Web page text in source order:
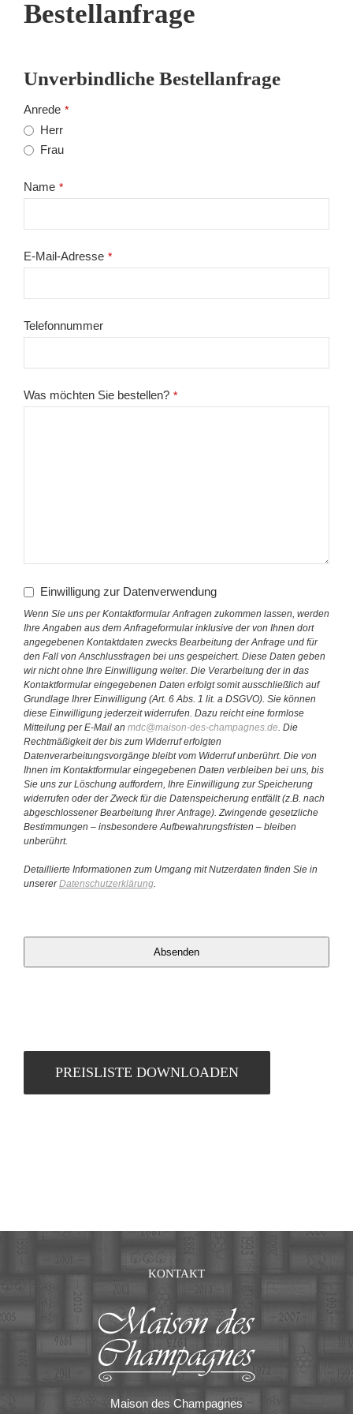
Bestellanfrage
Unverbindliche Bestellanfrage
Anrede *
Herr
Frau
Name *
E-Mail-Adresse *
Telefonnummer
Was möchten Sie bestellen? *
Einwilligung zur Datenverwendung
Wenn Sie uns per Kontaktformular Anfragen zukommen lassen, werden
Ihre Angaben aus dem Anfrageformular inklusive der von Ihnen dort
angegebenen Kontaktdaten zwecks Bearbeitung der Anfrage und für
den Fall von Anschlussfragen bei uns gespeichert. Diese Daten geben
wir nicht ohne Ihre Einwilligung weiter. Die Verarbeitung der in das
Kontaktformular eingegebenen Daten erfolgt somit ausschließlich auf
Grundlage Ihrer Einwilligung (Art. 6 Abs. 1 lit. a DSGVO). Sie können
diese Einwilligung jederzeit widerrufen. Dazu reicht eine formlose
Mitteilung per E-Mail an mdc@maison-des-champagnes.de. Die
Rechtmäßigkeit der bis zum Widerruf erfolgten
Datenverarbeitungsvorgänge bleibt vom Widerruf unberührt. Die von
Ihnen im Kontaktformular eingegebenen Daten verbleiben bei uns, bis
Sie uns zur Löschung auffordern, Ihre Einwilligung zur Speicherung
widerrufen oder der Zweck für die Datenspeicherung entfällt (z.B. nach
abgeschlossener Bearbeitung Ihrer Anfrage). Zwingende gesetzliche
Bestimmungen – insbesondere Aufbewahrungsfristen – bleiben
unberührt.
Detaillierte Informationen zum Umgang mit Nutzerdaten finden Sie in
unsererDatenschutzerklärung.
Absenden
should
PREISLISTE DOWNLOADEN
KONTAKT
Maison des Champagnes